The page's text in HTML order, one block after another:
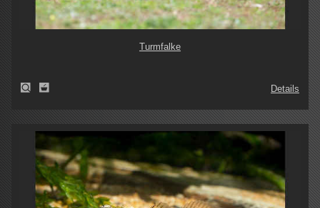
Turmfalke
Details